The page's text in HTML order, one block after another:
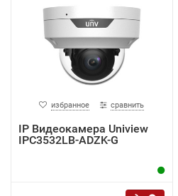
избранное сравнить
IP Видеокамера Uniview
IPC3532LB-ADZK-G